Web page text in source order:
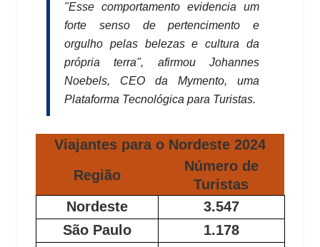
"Esse comportamento evidencia um
forte senso de pertencimento e
orgulho pelas belezas e cultura da
própria terra", afirmou Johannes
Noebels, CEO da Mymento, uma
Plataforma Tecnológica para Turistas.
Viajantes para o Nordeste 2024
Região
Número de
Turistas
Nordeste
3.547
São Paulo
1.178